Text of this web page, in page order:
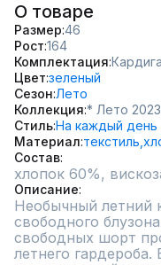
О товаре
Размер 46
Рост 164
Комплектация
Цвет зеленый
Сезон Лето
Коллекция * Лето 2023
СтильНа каждый день
Материал текстиль,
Состав
хлопок 60%,
Описание
Необычный летний
свободного
свободных шорт
летнего